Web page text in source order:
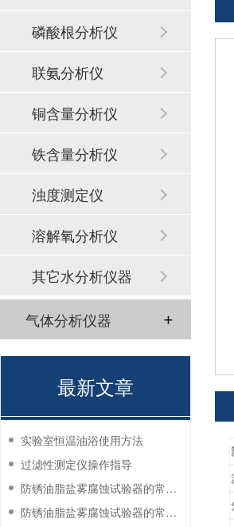
磷酸根分析仪
联氨分析仪
铜含量分析仪
铁含量分析仪
浊度测定仪
溶解氧分析仪
其它水分析仪器
气体分析仪器
最新文章
实验室恒温油浴使用方法
过滤性测定仪操作指导
防锈油脂盐雾腐蚀试验器的常见故障与解决方法
防锈油脂盐雾腐蚀试验器的常见故障与解决方法